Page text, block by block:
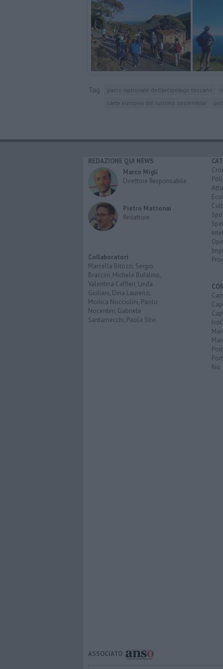
Tag parco nazionale dell'arcipelago toscano
carta europea del turismo sostenibile
REDAZIONE QUI NEWS
Marco Migli
Direttore Responsabile
Pietro Mattonai
Redattore
Collaboratori
Marcella Bitozzi, Sergio
Braccini, Michele Bufalino,
Valentina Caffieri, Linda
Giuliani, Dina Laurenzi,
Monica Nocciolini, Paolo
Nocentini, Gabriele
Santarnecchi, Paola Silvi.
Rio
ASSOCIATO